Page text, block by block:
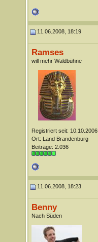
11.06.2008, 18:19
Ramses
will mehr Waldbühne
Registriert seit: 10.10.2006
Ort: Land Brandenburg
Beiträge: 2.036
11.06.2008, 18:23
Benny
Nach Süden